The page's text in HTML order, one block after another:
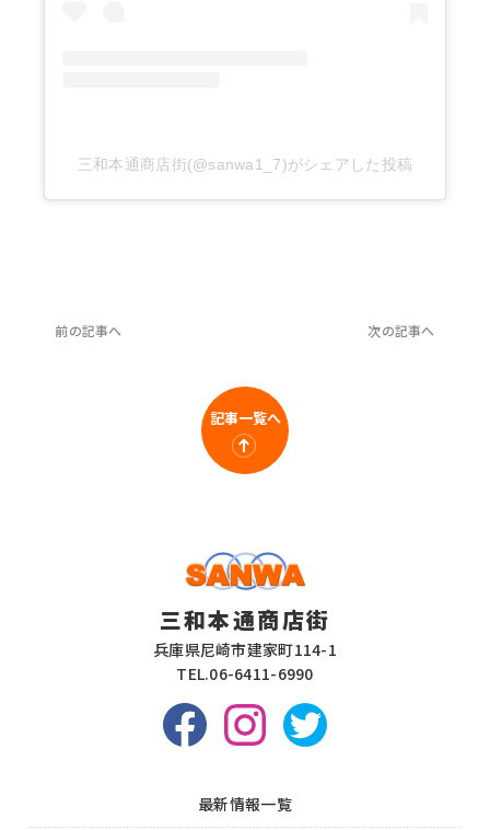
三和本通商店街(@sanwa1_7)がシェアした投稿
前の記事へ 次の記事へ
記事一覧へ
三和本通商店街
兵庫県尼崎市建家町114-1
TEL.06-6411-6990
最新情報一覧